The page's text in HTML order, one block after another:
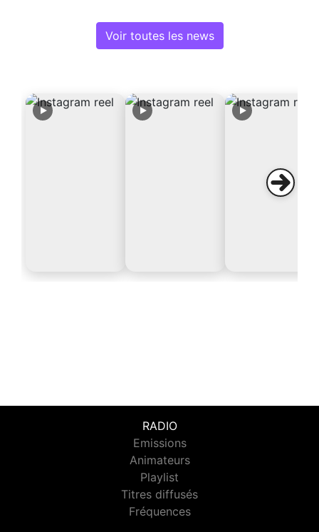
Voir toutes les news
RADIO
Emissions
Animateurs
Playlist
Titres diffusés
Fréquences